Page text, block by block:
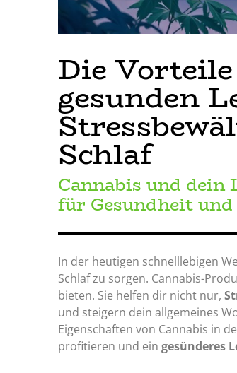
Die
gesunden
Schlaf
Cannabis und dein
für Gesundheit
In der heutigen schnelllebigen
Schlaf zu sorgen. Cannabis-
bieten. Sie helfen dir nicht nur,
und steigern dein allgemeines
Eigenschaften von Cannabis in
profitieren und ein gesünderes